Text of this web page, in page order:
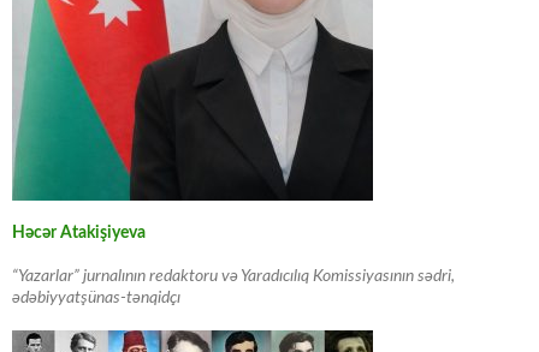
Həcər Atakişiyeva
“Yazarlar” jurnalının redaktoru və Yaradıcılıq Komissiyasının sədri,
ədəbiyyatşünas-tənqidçı